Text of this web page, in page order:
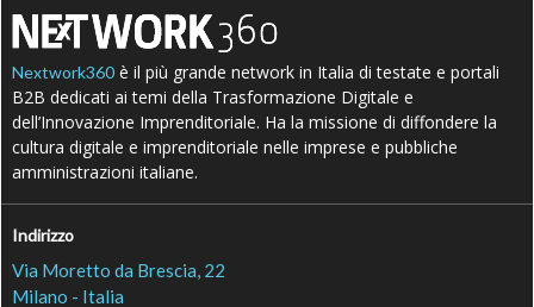
Nextwork360 è il più grande network in Italia di testate e portali
B2B dedicati ai temi della Trasformazione Digitale e
dell’Innovazione Imprenditoriale. Ha la missione di diffondere la
cultura digitale e imprenditoriale nelle imprese e pubbliche
amministrazioni italiane.
Indirizzo
Via Moretto da Brescia, 22
Milano - Italia